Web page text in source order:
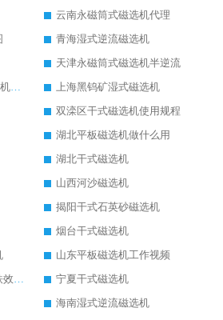
云南永磁筒式磁选机代理
青海湿式逆流磁选机
天津永磁筒式磁选机半逆流
北京XCTN永磁筒式磁选机磁块位置
上海黑钨矿湿式磁选机
双滦区干式磁选机使用规程
湖北平板磁选机做什么用
湖北干式磁选机
山西河沙磁选机
揭阳干式石英砂磁选机
烟台干式磁选机
山东平板磁选机工作视频
安徽湿式平板磁选机除铁效果怎么样
宁夏干式磁选机
海南湿式逆流磁选机